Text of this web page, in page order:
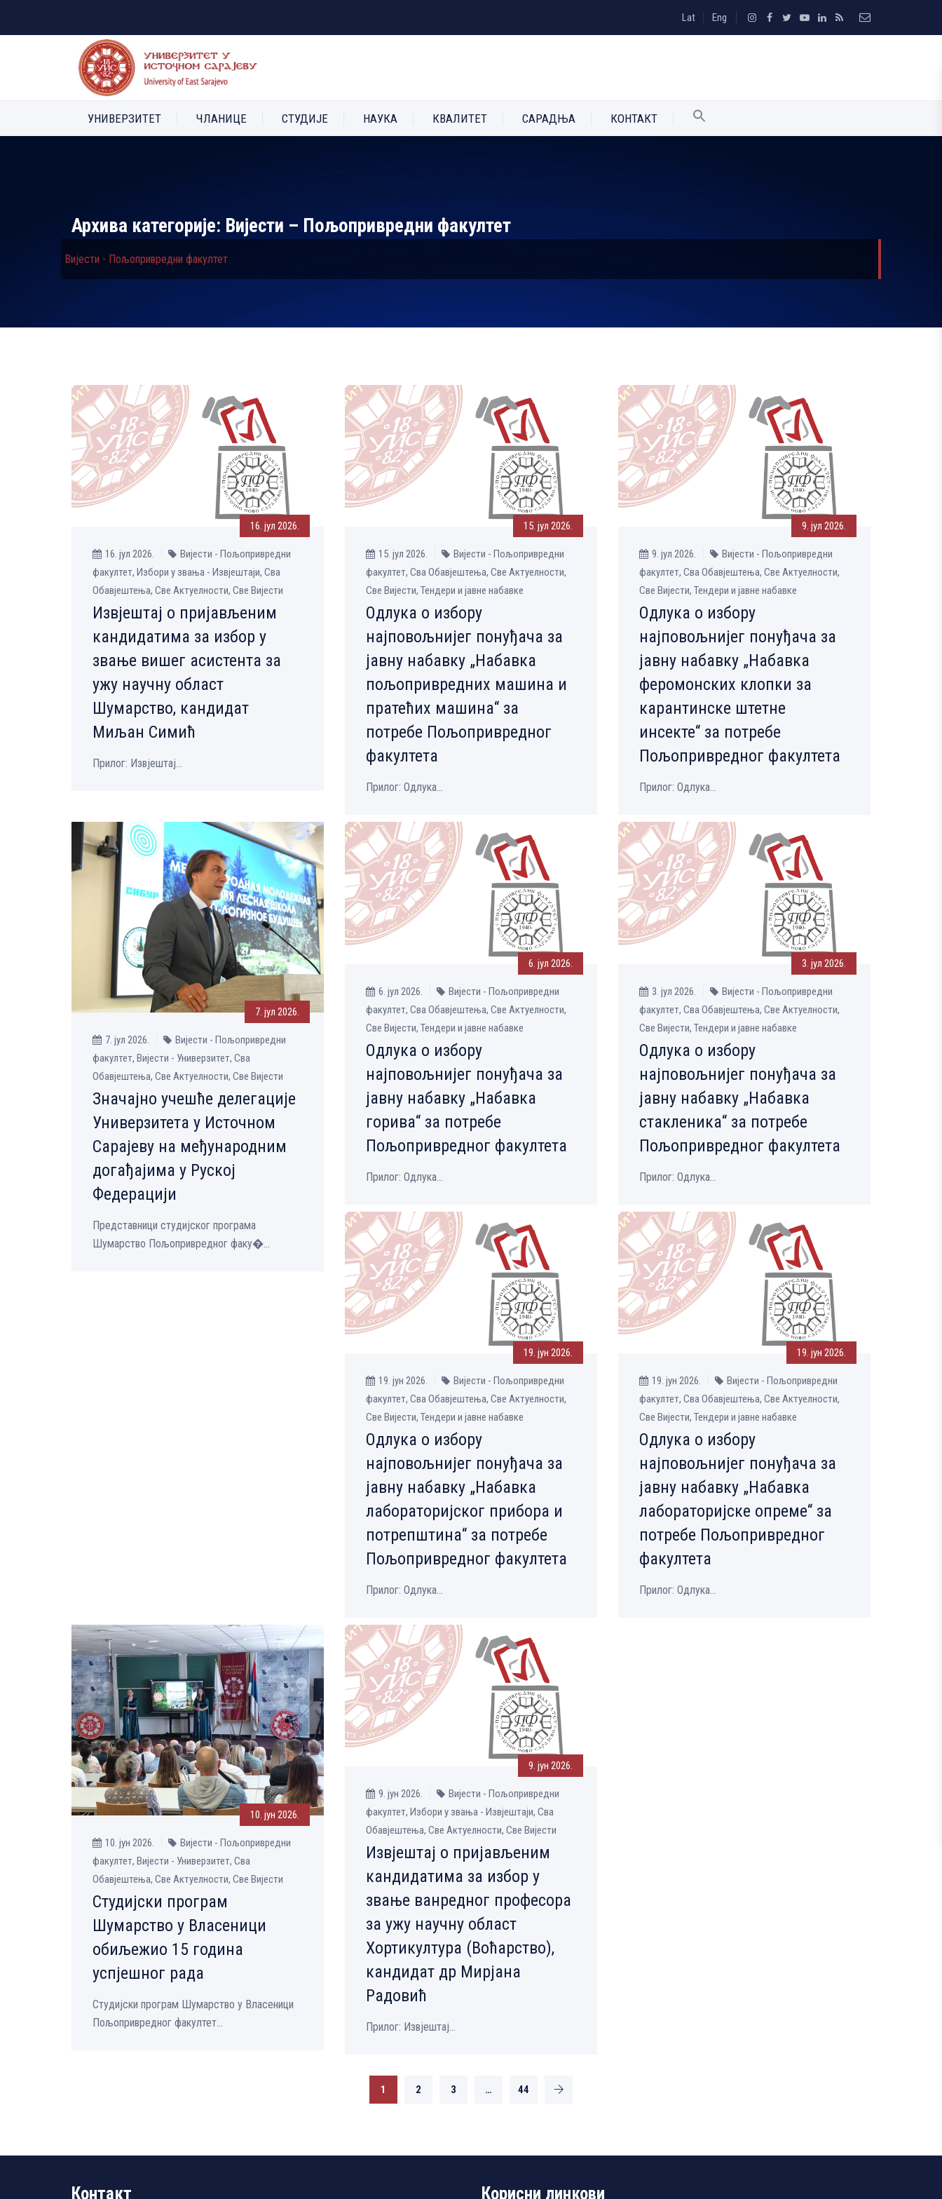
Lat Eng
УНИВЕРЗИТЕТ ЧЛАНИЦЕ СТУДИЈЕ НАУКА КВАЛИТЕТ САРАДЊА КОНТАКТ
Архива категорије: Вијести – Пољопривредни факултет
Вијести - Пољопривредни факултет
16. јул 2026.
16. јул 2026.
Вијести - Пољопривредни
факултет, Избори у звања - Извјештаји, Сва
Обавјештења, Све Aктуелности, Све Вијести
Извјештај о пријављеним
кандидатима за избор у
звање вишег асистента за
ужу научну област
Шумарство, кандидат
Миљан Симић
Прилог: Извјештај...
15. јул 2026.
15. јул 2026.
Вијести - Пољопривредни
факултет, Сва Обавјештења, Све Aктуелности,
Све Вијести, Тендери и јавне набавке
Одлука о избору
најповољнијег понуђача за
јавну набавку „Набавка
пољопривредних машина и
пратећих машина“ за
потребе Пољопривредног
факултета
Прилог: Одлука...
9. јул 2026.
9. јул 2026.
Вијести - Пољопривредни
факултет, Сва Обавјештења, Све Aктуелности,
Све Вијести, Тендери и јавне набавке
Одлука о избору
најповољнијег понуђача за
јавну набавку „Набавка
феромонских клопки за
карантинске штетне
инсекте“ за потребе
Пољопривредног факултета
Прилог: Одлука...
7. јул 2026.
7. јул 2026.
Вијести - Пољопривредни
факултет, Вијести - Универзитет, Сва
Обавјештења, Све Aктуелности, Све Вијести
Значајно учешће делегације
Универзитета у Источном
Сарајеву на међународним
догађајима у Руској
Федерацији
Представници студијског програма
Шумарство Пољопривредног факу�...
6. јул 2026.
6. јул 2026.
Вијести - Пољопривредни
факултет, Сва Обавјештења, Све Aктуелности,
Све Вијести, Тендери и јавне набавке
Одлука о избору
најповољнијег понуђача за
јавну набавку „Набавка
горива“ за потребе
Пољопривредног факултета
Прилог: Одлука...
3. јул 2026.
3. јул 2026.
Вијести - Пољопривредни
факултет, Сва Обавјештења, Све Aктуелности,
Све Вијести, Тендери и јавне набавке
Одлука о избору
најповољнијег понуђача за
јавну набавку „Набавка
стакленика“ за потребе
Пољопривредног факултета
Прилог: Одлука...
19. јун 2026.
19. јун 2026.
Вијести - Пољопривредни
факултет, Сва Обавјештења, Све Aктуелности,
Све Вијести, Тендери и јавне набавке
Одлука о избору
најповољнијег понуђача за
јавну набавку „Набавка
лабораторијског прибора и
потрепштина“ за потребе
Пољопривредног факултета
Прилог: Одлука...
19. јун 2026.
19. јун 2026.
Вијести - Пољопривредни
факултет, Сва Обавјештења, Све Aктуелности,
Све Вијести, Тендери и јавне набавке
Одлука о избору
најповољнијег понуђача за
јавну набавку „Набавка
лабораторијске опреме“ за
потребе Пољопривредног
факултета
Прилог: Одлука...
10. јун 2026.
10. јун 2026.
Вијести - Пољопривредни
факултет, Вијести - Универзитет, Сва
Обавјештења, Све Aктуелности, Све Вијести
Студијски програм
Шумарство у Власеници
обиљежио 15 година
успјешног рада
Студијски програм Шумарство у Власеници
Пољопривредног факултет...
9. јун 2026.
9. јун 2026.
Вијести - Пољопривредни
факултет, Избори у звања - Извјештаји, Сва
Обавјештења, Све Aктуелности, Све Вијести
Извјештај о пријављеним
кандидатима за избор у
звање ванредног професора
за ужу научну област
Хортикултура (Воћарство),
кандидат др Мирјана
Радовић
Прилог: Извјештај...
1 2 3 … 44
Контакт Корисни линкови